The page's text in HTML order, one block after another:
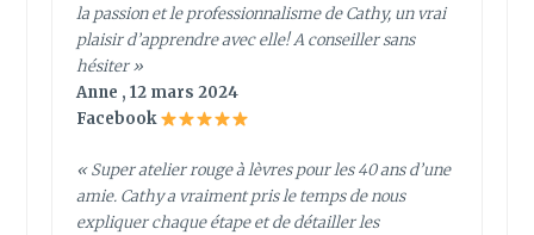
la passion et le professionnalisme de Cathy, un vrai
plaisir d’apprendre avec elle! A conseiller sans
hésiter »
Anne , 12 mars 2024
Facebook
« Super atelier rouge à lèvres pour les 40 ans d’une
amie. Cathy a vraiment pris le temps de nous
expliquer chaque étape et de détailler les